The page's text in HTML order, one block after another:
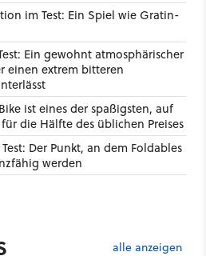
im Test: Ein Spiel wie Gratin-
Ein gewohnt atmosphärischer
einen extrem bitteren
ist eines der spaßigsten, auf
die Hälfte des üblichen Preises
Der Punkt, an dem Foldables
werden
alle anzeigen